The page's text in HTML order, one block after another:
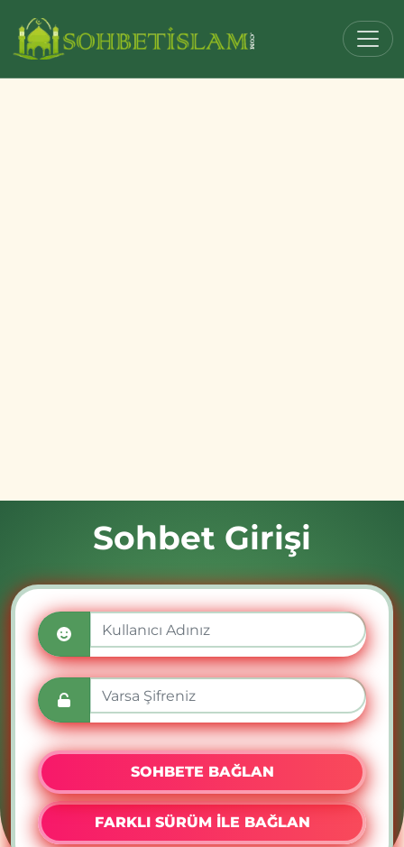
Sohbet Girişi
SOHBETE BAĞLAN
FARKLI SÜRÜM İLE BAĞLAN